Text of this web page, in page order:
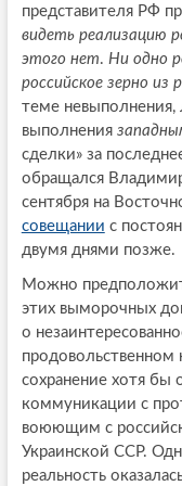
представителя РФ
видеть реализацию
этого нет. Ни одно
российское зерно из
теме невыполнения,
выполнения
сделки» за
обращался
сентября на
совещании с
двумя днями позже.
Можно
этих выморочных
о
продовольственном
сохранение хотя бы
коммуникации с
воюющим с
Украинской ССР.
реальность